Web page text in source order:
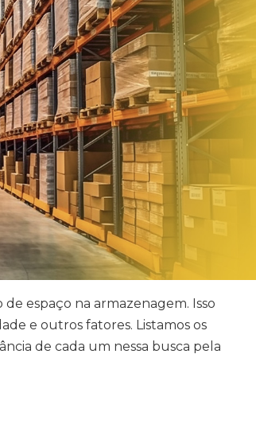
espaço na armazenagem. Isso
e outros fatores. Listamos os
de cada um nessa busca pela